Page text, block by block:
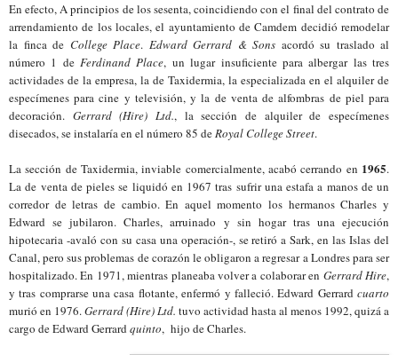
En efecto, A principios de los sesenta, coincidiendo con el final del contrato de
arrendamiento de los locales, el ayuntamiento de Camdem decidió remodelar
la finca de College Place. Edward Gerrard & Sons acordó su traslado al
número 1 deFerdinand Place, un lugar insuficiente para albergar las tres
actividades de la empresa, la de Taxidermia, la especializada en el alquiler de
especímenes para cine y televisión, y la de venta de alfombras de piel para
decoración. Gerrard (Hire) Ltd., la sección de alquiler de especímenes
disecados, se instalaría en el número 85 deRoyal College Street.
La sección de Taxidermia, inviable comercialmente, acabó cerrando en 1965.
La de venta de pieles se liquidó en 1967 tras sufrir una estafa a manos de un
corredor de letras de cambio. En aquel momento los hermanos Charles y
Edward se jubilaron. Charles, arruinado y sin hogar tras una ejecución
hipotecaria -avaló con su casa una operación-, se retiró a Sark, en las Islas del
Canal, pero sus problemas de corazón le obligaron a regresar a Londres para ser
hospitalizado. En 1971, mientras planeaba volver a colaborar en Gerrard Hire,
y tras comprarse una casa flotante, enfermó y falleció. Edward Gerrard cuarto
murió en 1976.Gerrard (Hire) Ltd. tuvo actividad hasta al menos 1992, quizá a
cargo de Edward Gerrardquinto, hijo de Charles.